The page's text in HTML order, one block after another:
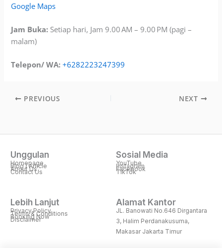
Google Maps
Jam Buka: Setiap hari, Jam 9.00 AM – 9.00 PM (pagi –
malam)
Telepon/ WA: +6282223247399
PREVIOUS NEXT
Unggulan
Homepage
Blog / Article
About Us
Contact Us
Sosial Media
YouTube
Instagram
Facebook
TikTok
Lebih Lanjut
Privacy Policy
Terms & Conditions
Booking Now
Disclaimer
Alamat Kantor
JL. Banowati No.646 Dirgantara
3, Halim Perdanakusuma,
Makasar Jakarta Timur